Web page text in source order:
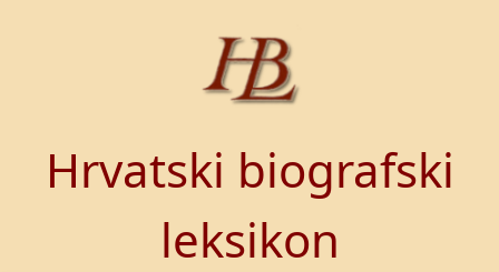
Hrvatski biografski
leksikon